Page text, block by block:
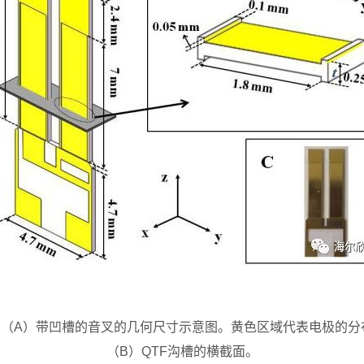
A）带凹槽的音叉的几何尺寸示意图。黄色区域代表电极的分
（B）QTF沟槽的横截面。